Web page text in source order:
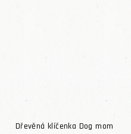
Dřevěná klíčenka Dog mom